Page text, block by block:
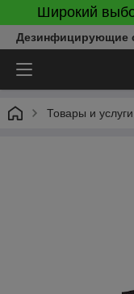
Широкий
Дезинфицирующие
Товары и услуги